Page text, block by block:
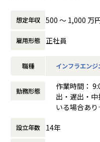
支えるインフラ基盤・セキ
断で整備・強化していくフ
現在、一部プロダクトの
はじめ、各プロダクトの脆
かつスケーラブルに進化
▼求める人物像
「一流であれ」「自ら仕掛
複数プロダクトを横断し、
想定年収 500 〜 1,000 万
雇用形態 正社員
職種 インフラエンジ
勤務形態
作業時間： 9:00〜18:00
出・遅出・
いる場合あり
時など）
設立年数 14年